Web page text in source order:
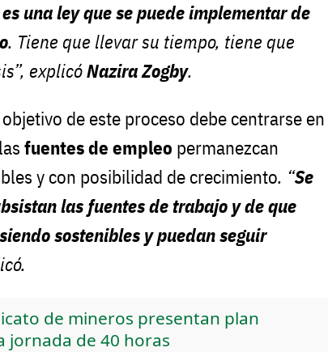
una ley que se puede implementar de
. Tiene que llevar su tiempo, tiene que
explicóNazira Zogby.
de este proceso debe centrarse en
fuentes de empleo permanezcan
y con posibilidad de crecimiento. “Se
las fuentes de trabajo y de que
sostenibles y puedan seguir
de mineros presentan plan
jornada de 40 horas